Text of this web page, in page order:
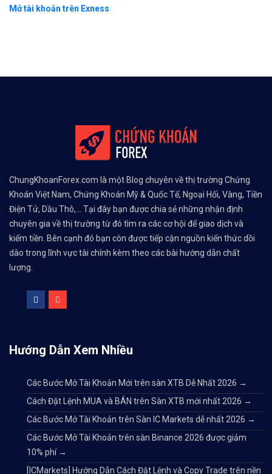
Mở tài khoản trên Exness
ChungKhoanForex.com là một Blog chuyên về thị trường Chứng
Khoán Việt Nam, Chứng Khoán Mỹ & Quốc Tế, Ngoại Hối, Vàng, Tiền
Điện Tử, Dầu Thô,... Tại đây bạn được chia sẻ những nhận định
chuyên gia về thị trường từ đó tìm ra các cơ hội để giao dịch và
kiếm tiền. Bên cạnh đó bạn còn được tiếp cận nguồn kiến thức dồi
dào trong lĩnh vực tài chính kèm theo các bài hướng dẫn chất
lượng.
Hướng Dẫn Xem Nhiều
Các Bước Mở Tài Khoản Mới trên sàn XTB Dễ Nhất 2026 →
Cách Đặt Lệnh MUA và BÁN trên Sàn XTB mới nhất 2026 →
Các Bước Mở Tài Khoản trên Sàn IC Markets dễ nhất 2026 →
Các Bước Mở Tài Khoản trên sàn Binance 2026 được giảm
10% phí →
[ICMarkets] Hướng Dẫn Cách Đặt Lệnh và Copy Trade trên nền